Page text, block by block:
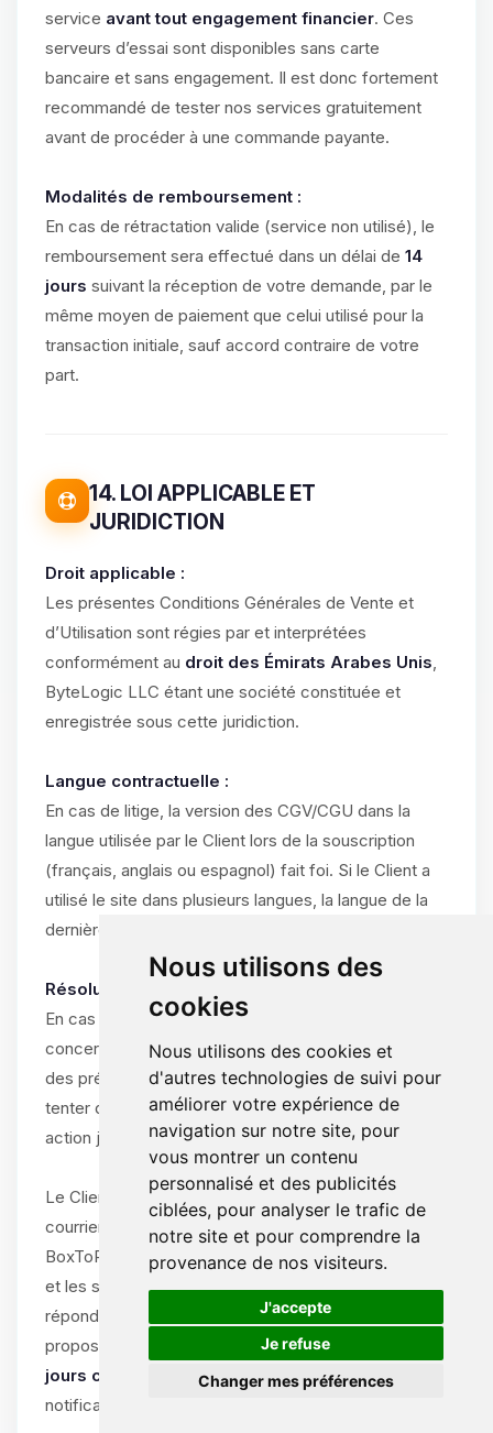
Nous utilisons des
cookies
Nous utilisons des cookies et
d'autres technologies de suivi pour
améliorer votre expérience de
navigation sur notre site, pour
vous montrer un contenu
personnalisé et des publicités
ciblées, pour analyser le trafic de
notre site et pour comprendre la
provenance de nos visiteurs.
J'accepte
Je refuse
Changer mes préférences
service avant tout engagement financier. Ces
serveurs d’essai sont disponibles sans carte
bancaire et sans engagement. Il est donc fortement
recommandé de tester nos services gratuitement
avant de procéder à une commande payante.
Modalités de remboursement :
En cas de rétractation valide (service non utilisé), le
remboursement sera effectué dans un délai de 14
jours suivant la réception de votre demande, par le
même moyen de paiement que celui utilisé pour la
transaction initiale, sauf accord contraire de votre
part.
14. LOI APPLICABLE ET
JURIDICTION
Droit applicable :
Les présentes Conditions Générales de Vente et
d’Utilisation sont régies par et interprétées
conformément au droit des Émirats Arabes Unis,
ByteLogic LLC étant une société constituée et
enregistrée sous cette juridiction.
Langue contractuelle :
En cas de litige, la version des CGV/CGU dans la
langue utilisée par le Client lors de la souscription
(français, anglais ou espagnol) fait foi. Si le Client a
utilisé le site dans plusieurs langues, la langue de la
dernière commande validée prévaut.
Résolution amiable obligatoire :
En cas de différend entre le Client et ByteLogic
concernant l’interprétation, l’exécution ou la résiliation
des présentes CGV/CGU, les parties s’engagent à
tenter de résoudre le litige à l’amiable avant toute
action judiciaire.
Le Client doit notifier le litige par écrit (e-mail ou
courrier recommandé) au support de
BoxToPlay.com, en décrivant la nature du différend
et les solutions souhaitées. ByteLogic s’engage à
répondre dans un délai de
15 jours ouvrables
proposer une solution amiable dans un délai de
jours calendaires
à compter de la réception de la
notification.
🍪